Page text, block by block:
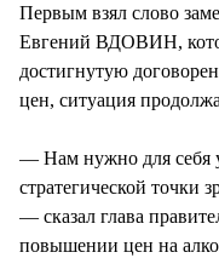
Первым взял слово
Евгений ВДОВИН,
достигнутую
цен, ситуация
— Нам нужно для себя
стратегической точки
— сказал глава
повышении цен на